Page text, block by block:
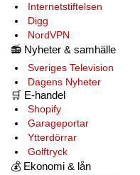
Internetstiftelsen
Digg
NordVPN
📻 Nyheter & samhälle
Sveriges Television
Dagens Nyheter
🛒 E-handel
Shopify
Garageportar
Ytterdörrar
Golftryck
💰 Ekonomi & lån